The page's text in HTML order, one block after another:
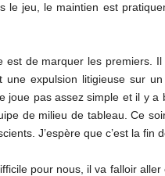
jeu, le maintien est
est de marquer les premiers.
expulsion litigieuse sur
pas assez simple et il y
de milieu de tableau. Ce
J’espère que c’est la fin
pour nous, il va falloir